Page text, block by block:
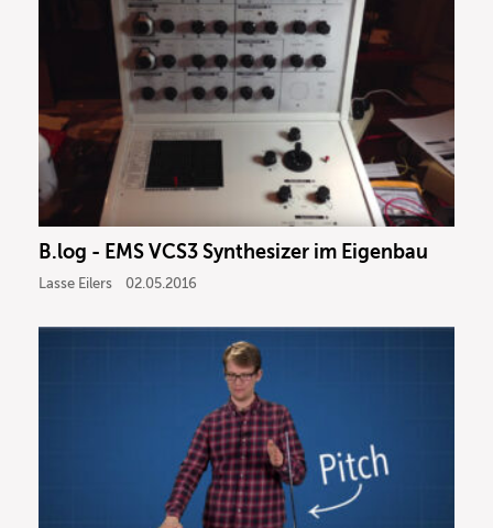
B.log - EMS VCS3 Synthesizer im Eigenbau
Lasse Eilers 02.05.2016